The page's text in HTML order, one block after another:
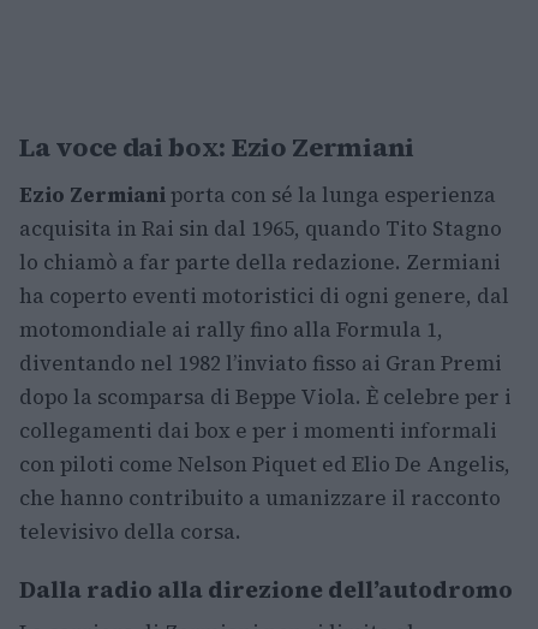
La voce dai box: Ezio Zermiani
Ezio Zermianiporta con sé la lunga esperienza
acquisita in Rai sin dal 1965, quando Tito Stagno
lo chiamò a far parte della redazione. Zermiani
ha coperto eventi motoristici di ogni genere, dal
motomondiale ai rally fino alla Formula 1,
diventando nel 1982 l’inviato fisso ai Gran Premi
dopo la scomparsa di Beppe Viola. È celebre per i
collegamenti dai box e per i momenti informali
con piloti come Nelson Piquet ed Elio De Angelis,
che hanno contribuito a umanizzare il racconto
televisivo della corsa.
Dalla radio alla direzione dell’autodromo